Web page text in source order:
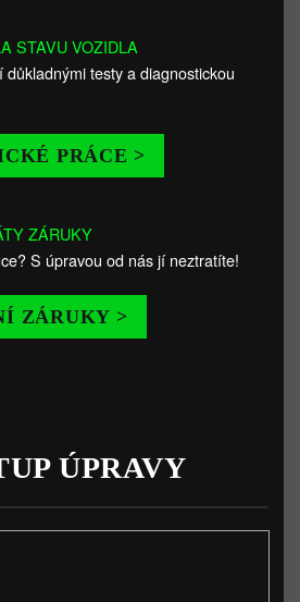
STAVU VOZIDLA
testy a diagnostickou
PRÁCE >
ZÁRUKY
S úpravou od nás jí neztratíte!
ZÁRUKY >
ÚPRAVY